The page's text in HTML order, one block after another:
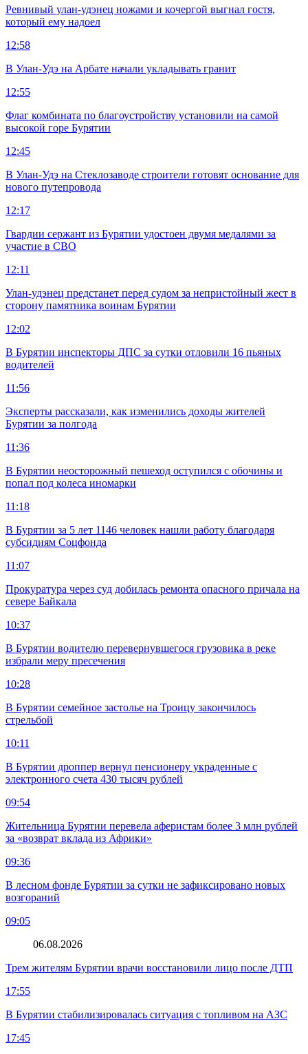
Ревнивый улан-удэнец ножами и кочергой выгнал гостя,
который ему надоел
12:58
В Улан-Удэ на Арбате начали укладывать гранит
12:55
Флаг комбината по благоустройству установили на самой
высокой горе Бурятии
12:45
В Улан-Удэ на Стеклозаводе строители готовят основание для
нового путепровода
12:17
Гвардии сержант из Бурятии удостоен двумя медалями за
участие в СВО
12:11
Улан-удэнец предстанет перед судом за непристойный жест в
сторону памятника воинам Бурятии
12:02
В Бурятии инспекторы ДПС за сутки отловили 16 пьяных
водителей
11:56
Эксперты рассказали, как изменились доходы жителей
Бурятии за полгода
11:36
В Бурятии неосторожный пешеход оступился с обочины и
попал под колеса иномарки
11:18
В Бурятии за 5 лет 1146 человек нашли работу благодаря
субсидиям Соцфонда
11:07
Прокуратура через суд добилась ремонта опасного причала на
севере Байкала
10:37
В Бурятии водителю перевернувшегося грузовика в реке
избрали меру пресечения
10:28
В Бурятии семейное застолье на Троицу закончилось
стрельбой
10:11
В Бурятии дроппер вернул пенсионеру украденные с
электронного счета 430 тысяч рублей
09:54
Жительница Бурятии перевела аферистам более 3 млн рублей
за «возврат вклада из Африки»
09:36
В лесном фонде Бурятии за сутки не зафиксировано новых
возгораний
09:05
06.08.2026
Трем жителям Бурятии врачи восстановили лицо после ДТП
17:55
В Бурятии стабилизировалась ситуация с топливом на АЗС
17:45